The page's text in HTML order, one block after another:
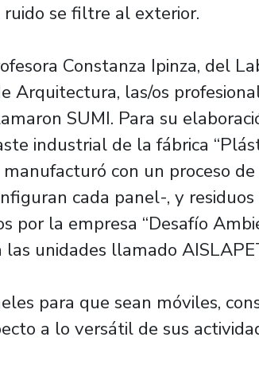
se filtre al exterior.
Constanza Ipinza, del
Arquitectura, las/os
SUMI. Para su
industrial de la fábrica
con un proceso
cada panel-, y
por la empresa “Desafío
unidades llamado
para que sean móviles,
a lo versátil de sus